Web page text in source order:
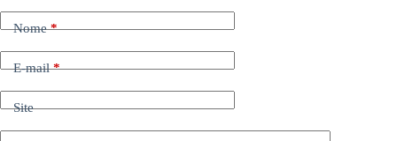
Nome*
E-mail*
Site